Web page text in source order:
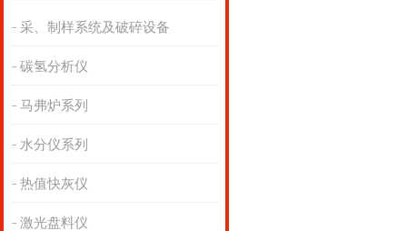
采、制样系统及破碎设备
碳氢分析仪
马弗炉系列
水分仪系列
热值快灰仪
激光盘料仪